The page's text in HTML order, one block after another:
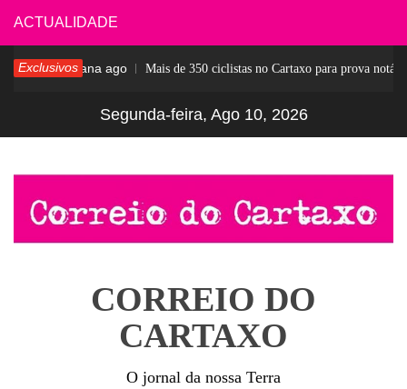
Skip
to
content
ACTUALIDADE
Exclusivos
1 semana ago Mais de 350 ciclistas no Cartaxo para prova notável
Segunda-feira, Ago 10, 2026
CORREIO DO
CARTAXO
O jornal da nossa Terra